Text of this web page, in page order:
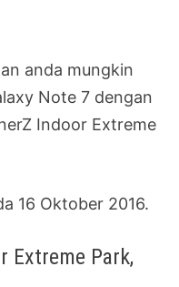
anda mungkin
Note 7 dengan
Indoor Extreme
16 Oktober 2016.
Extreme Park,